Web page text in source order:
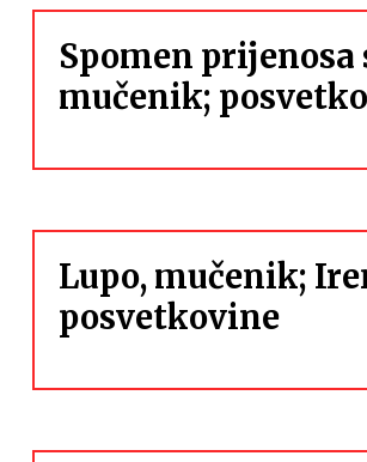
Spomen prijenosa
mučenik;
Lupo, mučenik;
posvetkovine